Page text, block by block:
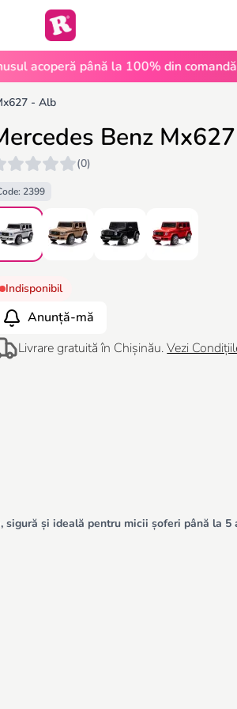
până la 100% din comandă •
- Alb
Benz
(0)
2399
Indisponibil
Anunță-mă
Livrare gratuită în Chișinău.Vezi
și ideală pentru micii șoferi până la 5